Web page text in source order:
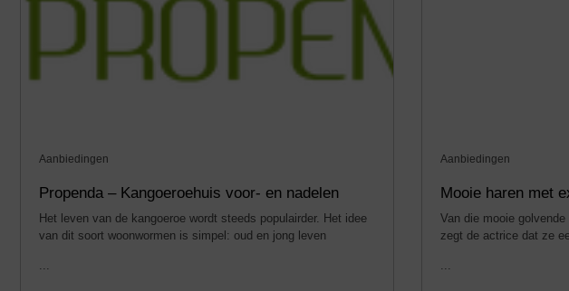
Aanbiedingen
Propenda – Kangoeroehuis voor- en nadelen
Het leven van de kangoeroe wordt steeds populairder. Het idee
van dit soort woonwormen is simpel: oud en jong leven
...
Aanbiedingen
Mooie haren met
Van die mooie
zegt de actrice dat ze
...